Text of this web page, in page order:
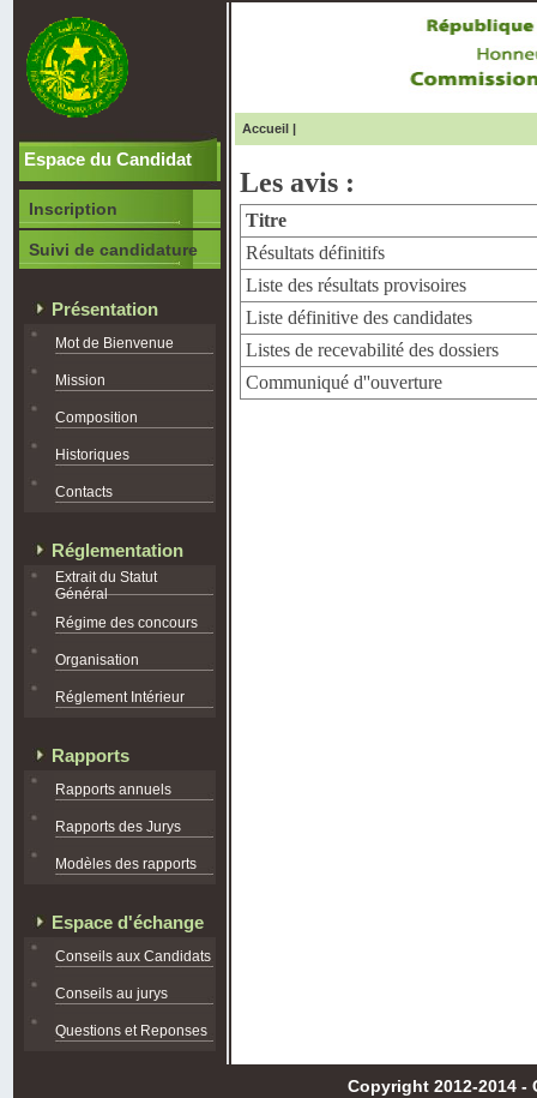
Espace du Candidat
Inscription
Suivi de candidature
Présentation
Mot de Bienvenue
Mission
Composition
Historiques
Contacts
Réglementation
Extrait du Statut
Général
Régime des concours
Organisation
Réglement Intérieur
Rapports
Rapports annuels
Rapports des Jurys
Modèles des rapports
Espace d'échange
Conseils aux Candidats
Conseils au jurys
Questions et Reponses
Accueil|
Les avis :
Titre
Résultats définitifs
Liste des résultats provisoires
Liste définitive des candidates
Listes de recevabilité des dossiers
Communiqué d''ouverture
Copyright 2012-2014 -